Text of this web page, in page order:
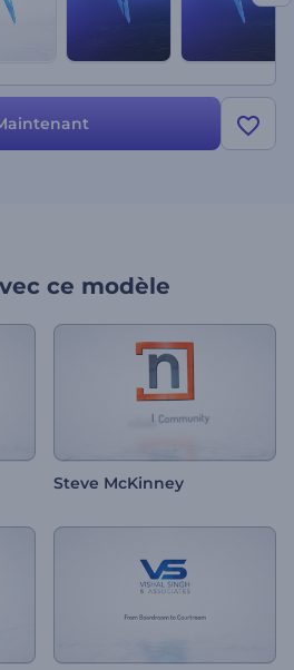
ce modèle
Steve McKinney